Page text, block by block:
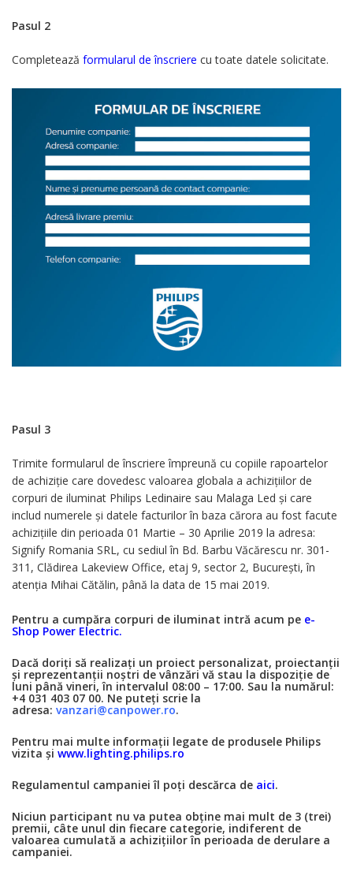
Pasul 2
Completează formularul de înscriere cu toate datele solicitate.
Pasul 3
Trimite formularul de înscriere împreună cu copiile rapoartelor
de achiziţie care dovedesc valoarea globala a achiziţiilor de
corpuri de iluminat Philips Ledinaire sau Malaga Led și care
includ numerele și datele facturilor în baza cărora au fost facute
achiziţiile din perioada 01 Martie – 30 Aprilie 2019 la adresa:
Signify Romania SRL, cu sediul în Bd. Barbu Văcărescu nr. 301-
311, Clădirea Lakeview Office, etaj 9, sector 2, București, în
atenţia Mihai Cătălin, până la data de 15 mai 2019.
Pentru a cumpăra corpuri de iluminat intră acum pe e-
Shop Power Electric.
Dacă doriți să realizați un proiect personalizat, proiectanții
și reprezentanții noștri de vânzări vă stau la dispoziție de
luni până vineri, în intervalul 08:00 – 17:00. Sau la numărul:
+4 031 403 07 00. Ne puteți scrie la
adresa: vanzari@canpower.ro.
Pentru mai multe informații legate de produsele Philips
vizita și www.lighting.philips.ro
Regulamentul campaniei îl poți descărca de aici.
Niciun participant nu va putea obţine mai mult de 3 (trei)
premii, câte unul din fiecare categorie, indiferent de
valoarea cumulată a achiziţiilor în perioada de derulare a
campaniei.